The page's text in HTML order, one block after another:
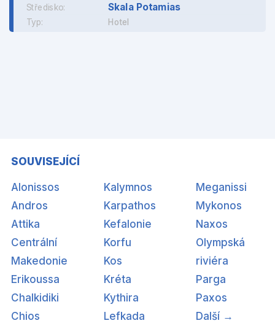
Středisko: Skala Potamias
Typ: Hotel
SOUVISEJÍCÍ
Alonissos
Andros
Attika
Centrální
Makedonie
Erikoussa
Chalkidiki
Chios
Kalymnos
Karpathos
Kefalonie
Korfu
Kos
Kréta
Kythira
Lefkada
Meganissi
Mykonos
Naxos
Olympská
riviéra
Parga
Paxos
Další →